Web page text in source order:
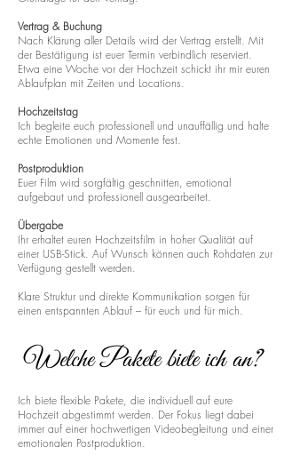
Vertrag & Buchung
Nach Klärung aller Details wird der Vertrag erstellt. Mit
der Bestätigung ist euer Termin verbindlich reserviert.
Etwa eine Woche vor der Hochzeit schickt ihr mir euren
Ablaufplan mit Zeiten und Locations.
Hochzeitstag
Ich begleite euch professionell und unauffällig und halte
echte Emotionen und Momente fest.
Postproduktion
Euer Film wird sorgfältig geschnitten, emotional
aufgebaut und professionell ausgearbeitet.
Übergabe
Ihr erhaltet euren Hochzeitsfilm in hoher Qualität auf
einer USB-Stick. Auf Wunsch können auch Rohdaten zur
Verfügung gestellt werden.
Klare Struktur und direkte Kommunikation sorgen für
einen entspannten Ablauf – für euch und für mich.
Welche Pakete biete ich an?
Ich biete flexible Pakete, die individuell auf eure
Hochzeit abgestimmt werden. Der Fokus liegt dabei
immer auf einer hochwertigen Videobegleitung und einer
emotionalen Postproduktion.